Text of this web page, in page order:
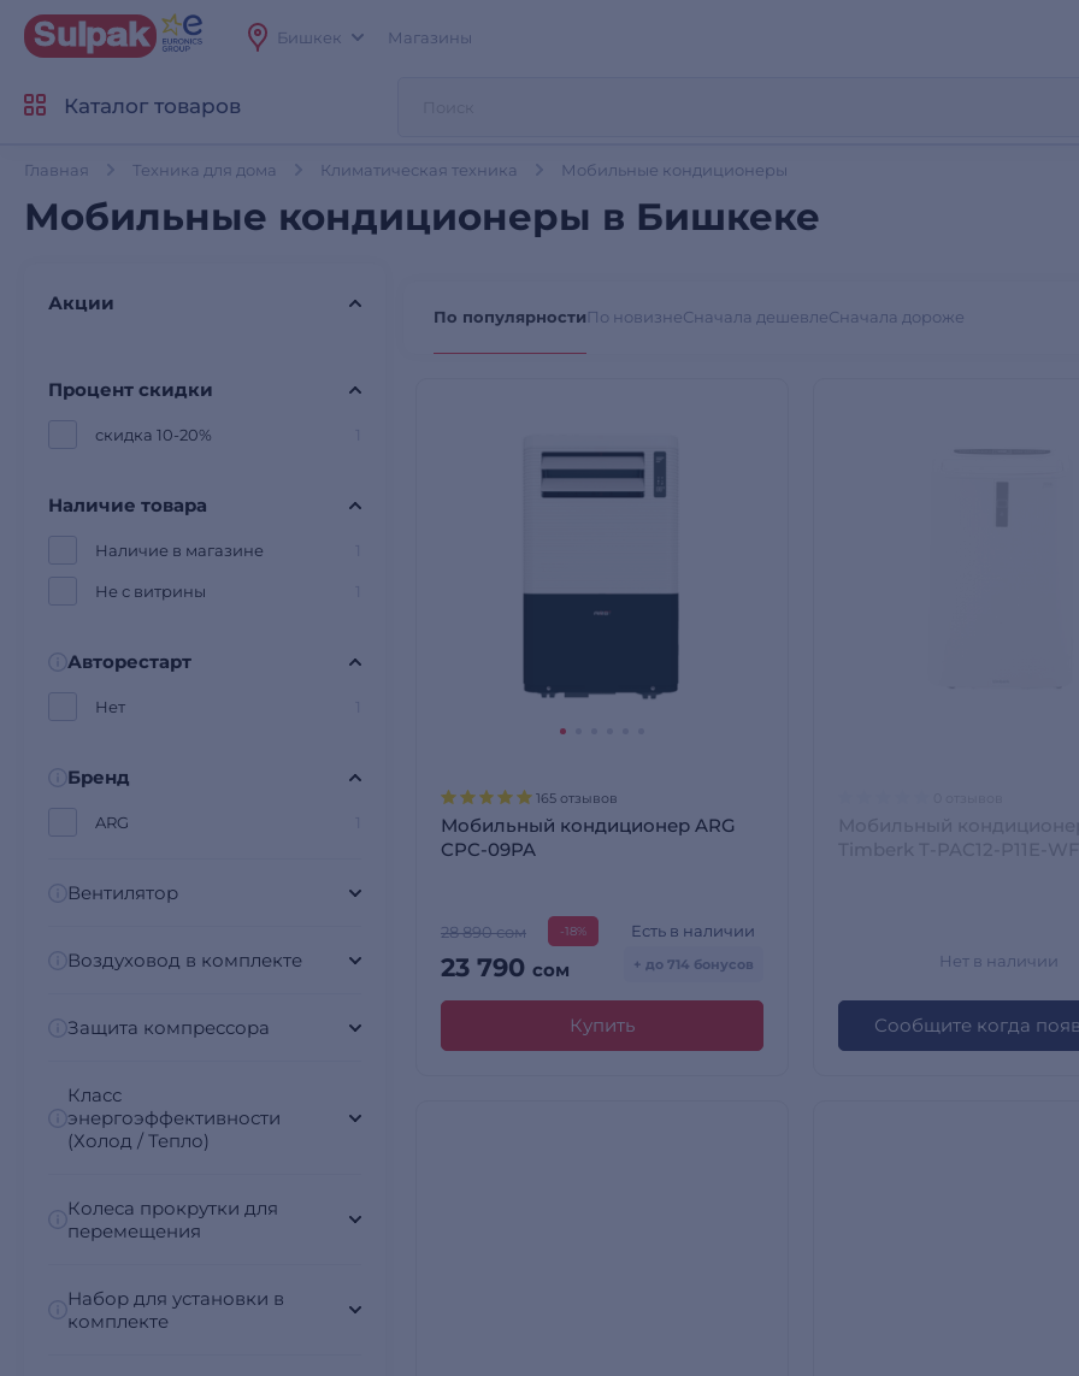
Бишкек Магазины
Каталог товаров
Главная Техника для дома Климатическая техника Мобильные кондиционеры
Мобильные кондиционеры в Бишкеке
Акции
Процент скидки
скидка 10-20%
Наличие товара
Наличие в магазине
Не с витрины
Авторестарт
Нет
Бренд
ARG
Вентилятор
Воздуховод в комплекте
Защита компрессора
Класс
энергоэффективности
(Холод / Тепло)
Колеса прокрутки для
перемещения
Набор для установки в
комплекте
По популярностиПо новизнеСначала дешевлеСначала дороже
165 отзывов
Мобильный кондиционер ARG
CPC-09PA
28 890 сом -18%
23 790 сом
Есть в наличии
+ до 714 бонусов
Купить
Нет в наличии
Сообщите когда